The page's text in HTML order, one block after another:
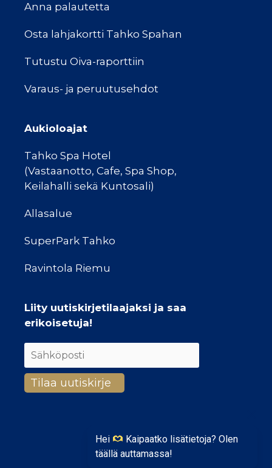
Hei
Kaipaatko lisätietoja? Olen
täällä auttamassa!
Anna palautetta
Osta lahjakortti Tahko Spahan
Tutustu Oiva-raporttiin
Varaus- ja peruutusehdot
Aukioloajat
Tahko Spa Hotel
(Vastaanotto, Cafe, Spa Shop,
Keilahalli sekä Kuntosali)
Allasalue
SuperPark Tahko
Ravintola Riemu
Liity uutiskirjetilaajaksi ja saa
erikoisetuja!